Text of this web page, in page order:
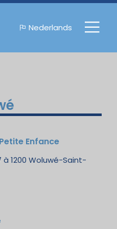
Nederlands
Enfance
à 1200 Woluwé-Saint-